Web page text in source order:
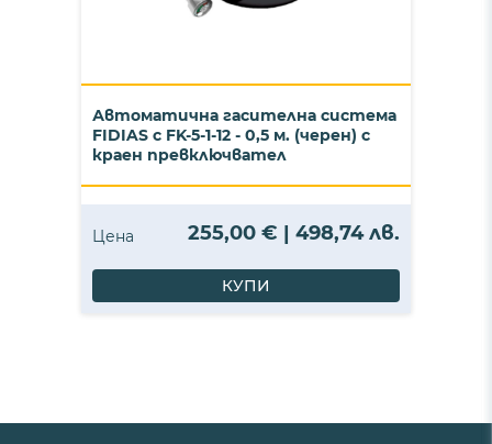
Автоматична гасителна система
FIDIAS с FK-5-1-12 - 0,5 м. (черен) с
краен превключвател
Цена 255,00 € | 498,74 лв.
КУПИ